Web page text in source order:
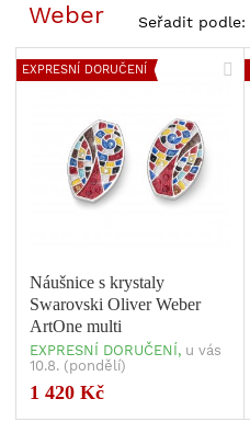
Seřadit podle:
EXPRESNÍ DORUČENÍ
Náušnice s krystaly
Swarovski Oliver Weber
ArtOne multi
EXPRESNÍ DORUČENÍ, u vás
10.8. (pondělí)
1 420 Kč